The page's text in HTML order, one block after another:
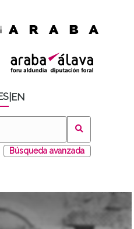
EN
Búsqueda avanzada